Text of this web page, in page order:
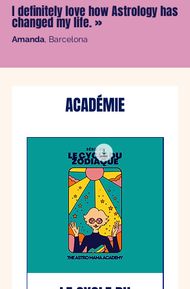
I definitely love how Astrology has
changed my life. »
Amanda, Barcelona
ACADÉMIE